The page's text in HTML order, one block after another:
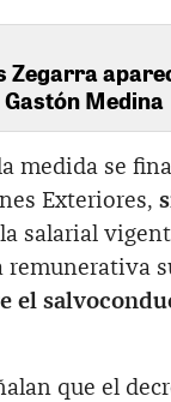
Zegarra
Medina
medida se
Exteriores,
salarial
remunerativa
el
que el